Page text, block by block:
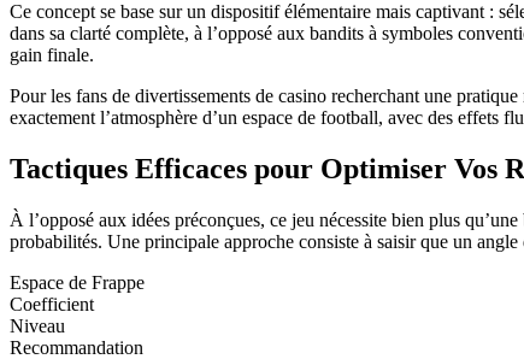
Ce concept se base sur un dispositif élémentaire mais captivant :
dans sa clarté complète, à l’opposé aux bandits à symboles
gain finale.
Pour les fans de divertissements de casino recherchant une pratique
exactement l’atmosphère d’un espace de football, avec des effets
Tactiques Efficaces pour Optimiser Vos
À l’opposé aux idées préconçues, ce jeu nécessite bien plus
probabilités. Une principale approche consiste à saisir que un
Espace de Frappe
Coefficient
Niveau
Recommandation